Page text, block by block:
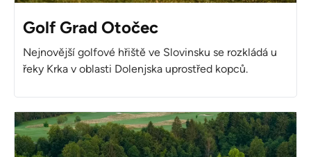
Golf Grad Otočec
Nejnovější golfové hřiště ve Slovinsku se rozkládá u
řeky Krka v oblasti Dolenjska uprostřed kopců.